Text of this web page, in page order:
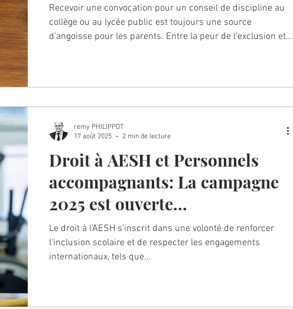
Recevoir une convocation pour un conseil de discipline au
collège ou au lycée public est toujours une source
d’angoisse pour les parents. Entre la peur de l’exclusion et
régulièrement des familles dans ces situations sensibles
pour protéger l’avenir scolaire des enf
Droit à AESH et Personnels
accompagnants: La campagne
2025 est ouverte...
Le droit à l'AESH s’inscrit dans une volonté de renforcer
l'inclusion scolaire et de respecter les engagements
internationaux, tels que...
remy PHILIPPOT
17 août 2025
2 min de lecture